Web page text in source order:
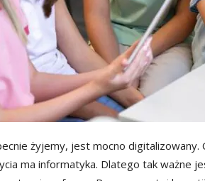
żyjemy, jest mocno digitalizowany.
ma informatyka. Dlatego tak ważne